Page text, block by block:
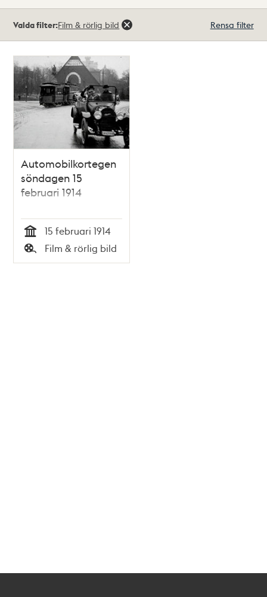
träffar
Valda filter:Film & rörlig bild Rensa filter
Automobilkortegen
söndagen 15
februari 1914
Tid
15 februari 1914
Typ
Film & rörlig bild